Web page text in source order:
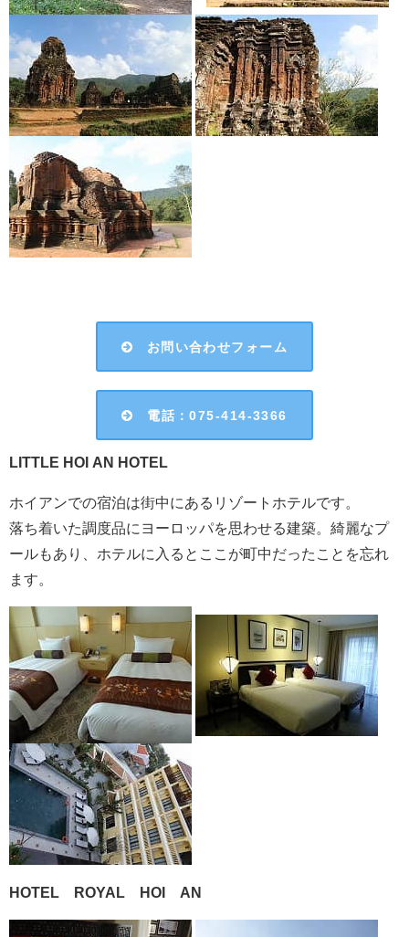
お問い合わせフォーム
電話：075-414-3366
LITTLE HOI AN HOTEL
ホイアンでの宿泊は街中にあるリゾートホテルです。
落ち着いた調度品にヨーロッパを思わせる建築。綺麗なプ
ールもあり、ホテルに入るとここが町中だったことを忘れ
ます。
HOTEL ROYAL HOI AN